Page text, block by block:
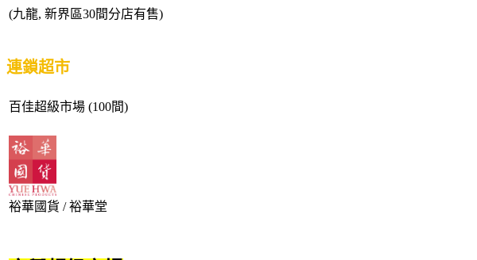
(九龍, 新界區30間分店有售)
連鎖超市
百佳超級市場 (100間)
裕華國貨 / 裕華堂